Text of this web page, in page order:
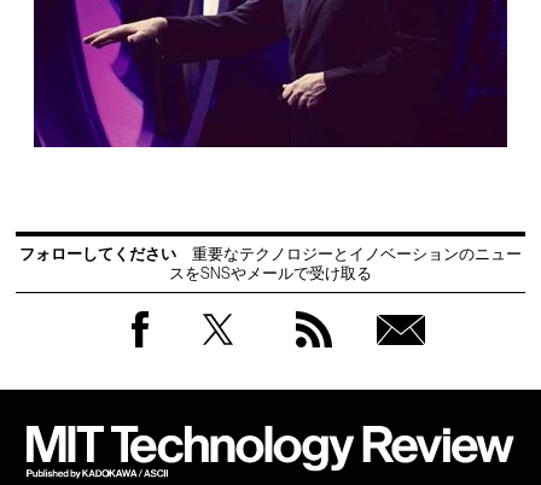
フォローしてください
重要なテクノロジーとイノベーションのニュー
スをSNSやメールで受け取る